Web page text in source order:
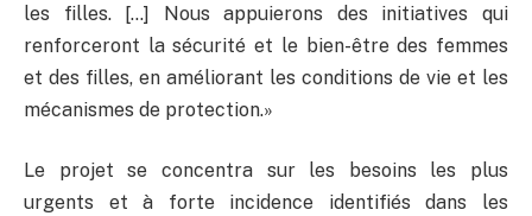
les filles. […] Nous appuierons des initiatives qui
renforceront la sécurité et le bien-être des femmes
et des filles, en améliorant les conditions de vie et les
mécanismes de protection.»
Le projet se concentra sur les besoins les plus
urgents et à forte incidence identifiés dans les